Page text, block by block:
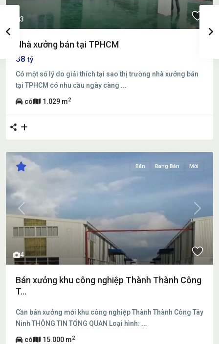
3
Nhà xưởng bán tại TPHCM
38tỷ
Có một số lý do giải thích tại sao thị trường nhà xưởng bán
tại TPHCM có nhu cầu ngày càng ...
có 1.029 m2
4
Previous Next
Bán Đang Bán Mới
Bán xưởng khu công nghiệp Thành Thành Công
T...
Cần bán xưởng mới khu công nghiệp Thành Thành Công Tây
Ninh THÔNG TIN TỔNG QUAN Loại hình: ...
có 15.000 m2